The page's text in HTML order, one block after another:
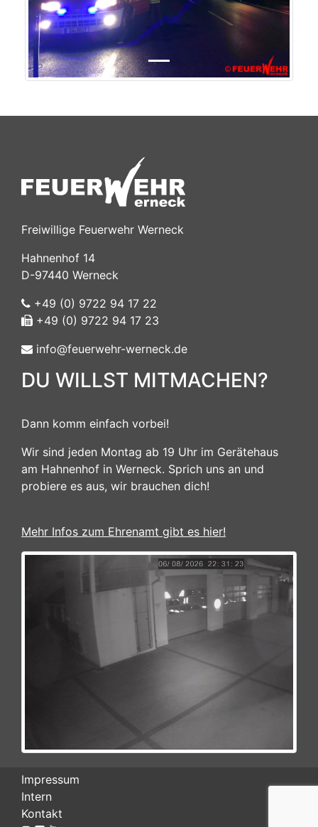
Freiwillige Feuerwehr Werneck
Hahnenhof 14
D-97440 Werneck
+49 (0) 9722 94 17 22
+49 (0) 9722 94 17 23
info@feuerwehr-werneck.de
DU WILLST MITMACHEN?
Dann komm einfach vorbei!
Wir sind jeden Montag ab 19 Uhr im Gerätehaus
am Hahnenhof in Werneck. Sprich uns an und
probiere es aus, wir brauchen dich!
Mehr Infos zum Ehrenamt gibt es hier!
Impressum
Intern
Kontakt